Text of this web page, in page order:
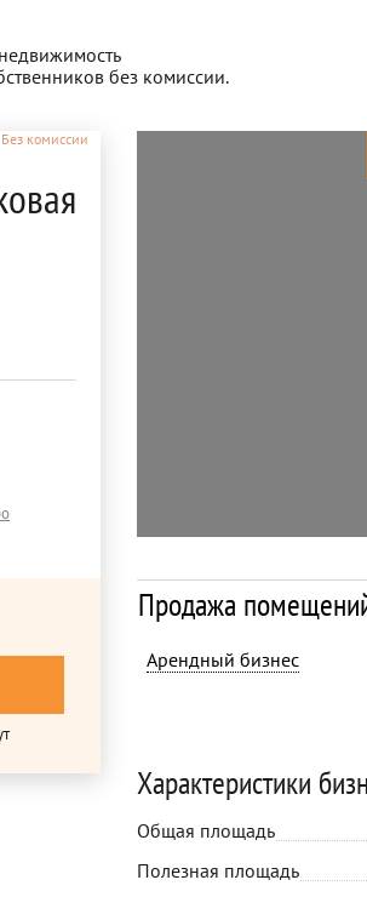
без комиссии.
Без комиссии
Продажа
Арендный бизнес
Характеристики
Общая площадь
Полезная площадь